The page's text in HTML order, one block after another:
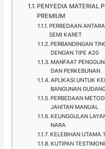
PENYEDIA MATERIAL
PREMIUM
PERBEDAAN
SEMI KARET
PERBANDINGAN
DENGAN TIPE A20
MANFAAT
DAN PERKEBUNAN
APLIKASI UNTUK
BANGUNAN
PERBEDAAN
JAHITAN MANUAL
KEUNGGULAN
NARA
KELEBIHAN UTAMA
KUTIPAN